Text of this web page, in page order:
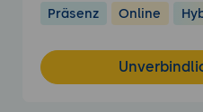
Präsenz Online